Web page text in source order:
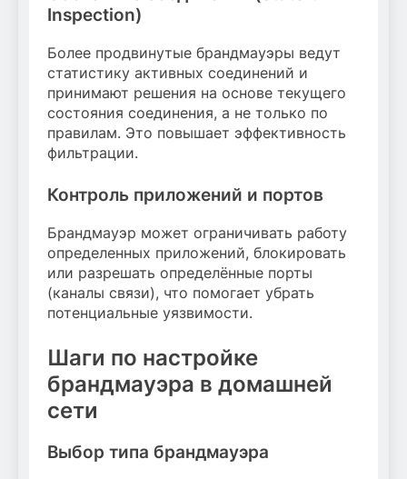
Inspection)
Более продвинутые брандмауэры ведут
статистику активных соединений и
принимают решения на основе текущего
состояния соединения, а не только по
правилам. Это повышает эффективность
фильтрации.
Контроль приложений и портов
Брандмауэр может ограничивать работу
определенных приложений, блокировать
или разрешать определённые порты
(каналы связи), что помогает убрать
потенциальные уязвимости.
Шаги по настройке
брандмауэра в домашней
сети
Выбор типа брандмауэра